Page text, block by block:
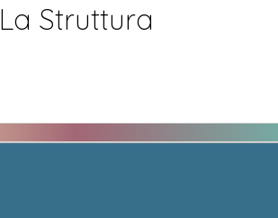
La Struttura